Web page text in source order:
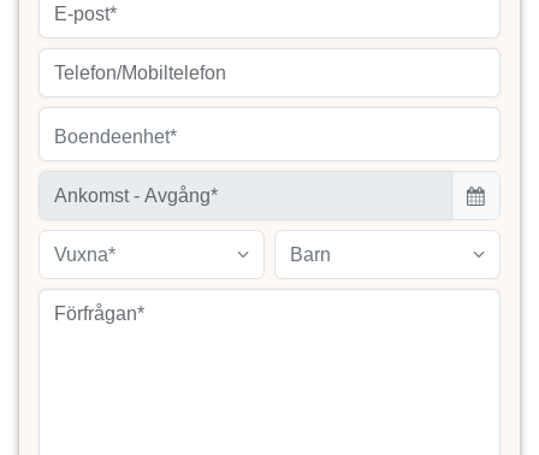
Boendeenhet*
Vuxna* Barn